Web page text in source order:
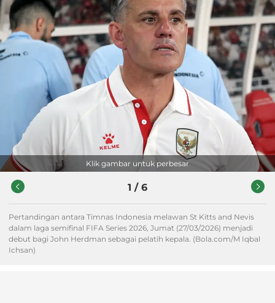
Klik gambar untuk perbesar
1 / 6
Pertandingan antara Timnas Indonesia melawan St Kitts and Nevis
dalam laga semifinal FIFA Series 2026, Jumat (27/03/2026) menjadi
debut bagi John Herdman sebagai pelatih kepala. (Bola.com/M Iqbal
Ichsan)